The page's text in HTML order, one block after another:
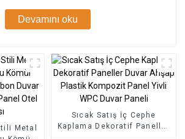
Devamını oku
Metal
Sıcak Satış İç Cephe
Kaplama Dekoratif Paneller